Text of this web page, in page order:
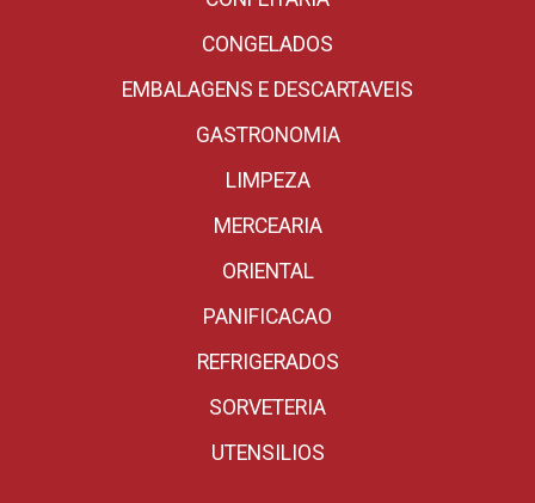
CONGELADOS
EMBALAGENS E DESCARTAVEIS
GASTRONOMIA
LIMPEZA
MERCEARIA
ORIENTAL
PANIFICACAO
REFRIGERADOS
SORVETERIA
UTENSILIOS